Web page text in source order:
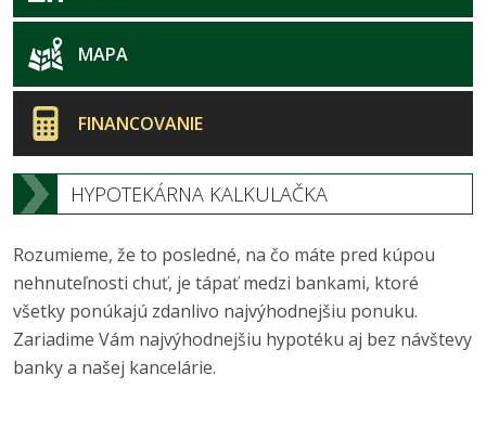
MAPA
FINANCOVANIE
HYPOTEKÁRNA KALKULAČKA
Rozumieme, že to posledné, na čo máte pred kúpou
nehnuteľnosti chuť, je tápať medzi bankami, ktoré
všetky ponúkajú zdanlivo najvýhodnejšiu ponuku.
Zariadime Vám najvýhodnejšiu hypotéku aj bez návštevy
banky a našej kancelárie.